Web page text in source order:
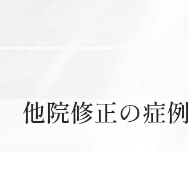
他院修正の症